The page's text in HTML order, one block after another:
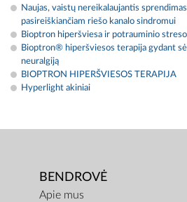
Naujas, vaistų nereikalaujantis
pasireiškiančiam riešo kanalo sindromui
Bioptron hiperšviesa ir potrauminio
Bioptron® hiperšviesos terapija gydant
neuralgiją
BIOPTRON HIPERŠVIESOS TERAPIJA
Hyperlight akiniai
BENDROVĖ
Apie mus